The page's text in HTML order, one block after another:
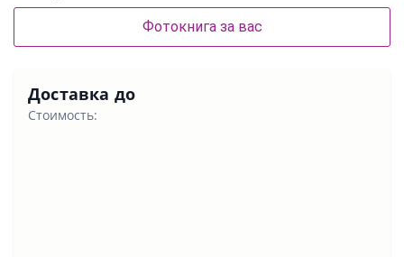
Фотокнига за вас
Доставка до
Стоимость: